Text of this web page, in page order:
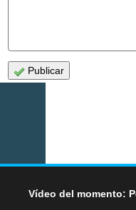
Publicar
Vídeo del momento: